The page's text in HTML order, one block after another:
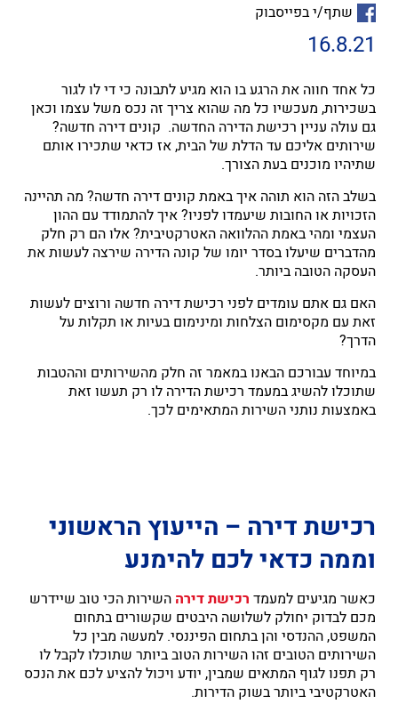
שתף/י בפייסבוק
16.8.21
כל אחד חווה את הרגע בו הוא מגיע לתבונה כי די לו לגור
בשכירות, מעכשיו כל מה שהוא צריך זה נכס משל עצמו וכאן
גם עולה עניין רכישת הדירה החדשה. קונים דירה חדשה?
שירותים אליכם עד הדלת של הבית, אז כדאי שתכירו אותם
שתיהיו מוכנים בעת הצורך.
בשלב הזה הוא תוהה איך באמת קונים דירה חדשה? מה תהיינה
הזכויות או החובות שיעמדו לפניו? איך להתמודד עם ההון
העצמי ומהי באמת ההלוואה האטרקטיבית? אלו הם רק חלק
מהדברים שיעלו בסדר יומו של קונה הדירה שירצה לעשות את
העסקה הטובה ביותר.
האם גם אתם עומדים לפני רכישת דירה חדשה ורוצים לעשות
זאת עם מקסימום הצלחות ומינימום בעיות או תקלות על
הדרך?
במיוחד עבורכם הבאנו במאמר זה חלק מהשירותים וההטבות
שתוכלו להשיג במעמד רכישת הדירה לו רק תעשו זאת
באמצעות נותני השירות המתאימים לכך.
רכישת דירה – הייעוץ הראשוני
וממה כדאי לכם להימנע
כאשר מגיעים למעמד רכישת דירה השירות הכי טוב שיידרש
מכם לבדוק יחולק לשלושה היבטים שקשורים בתחום
המשפט, ההנדסי והן בתחום הפיננסי. למעשה מבין כל
השירותים הטובים זהו השירות הטוב ביותר שתוכלו לקבל לו
רק תפנו לגוף המתאים שמבין, יודע ויכול להציע לכם את הנכס
האטרקטיבי ביותר בשוק הדירות.